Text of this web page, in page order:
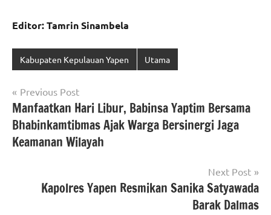
Editor: Tamrin Sinambela
Kabupaten Kepulauan Yapen Utama
Navigasi
pos
Previous Post
Manfaatkan Hari Libur, Babinsa Yaptim Bersama
Bhabinkamtibmas Ajak Warga Bersinergi Jaga
Keamanan Wilayah
Next Post
Kapolres Yapen Resmikan Sanika Satyawada
Barak Dalmas